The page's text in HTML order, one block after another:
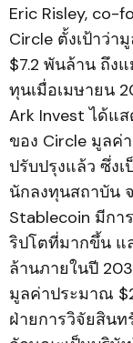
Eric Risley, co-
Circle ตั้งเป้าว่
$7.2 พันล้าน ถึง
ทุนเมื่อเมษายน
Ark Invest ได้แ
ของ Circle มูลค่
ปรับปรุงแล้ว ซึ่ง
นักลงทุนสถาบัน
Stablecoin มีกา
ริปโตที่มากขึ้น แ
ล้านภายในปี
มูลค่าประมาณ
ฝ่ายการวิจัยสินท